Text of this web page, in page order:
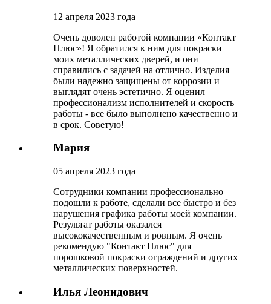
12 апреля 2023 года
Очень доволен работой компании «Контакт
Плюс»! Я обратился к ним для покраски
моих металлических дверей, и они
справились с задачей на отлично. Изделия
были надежно защищены от коррозии и
выглядят очень эстетично. Я оценил
профессионализм исполнителей и скорость
работы - все было выполнено качественно и
в срок. Советую!
Мария
05 апреля 2023 года
Сотрудники компании профессионально
подошли к работе, сделали все быстро и без
нарушения графика работы моей компании.
Результат работы оказался
высококачественным и ровным. Я очень
рекомендую "Контакт Плюс" для
порошковой покраски ограждений и других
металлических поверхностей.
Илья Леонидович